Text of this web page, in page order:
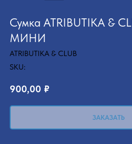
Сумка ATRIBUTIKA &
МИНИ
ATRIBUTIKA & CLUB
SKU:
900,00 ₽
ЗАКАЗАТЬ